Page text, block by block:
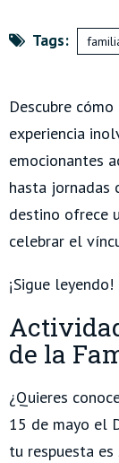
Tags:
Descubre
experiencia
emocionantes
hasta jornadas
destino ofrece
celebrar el
¡Sigue leyendo!
de la
¿Quieres
15 de mayo el
tu respuesta